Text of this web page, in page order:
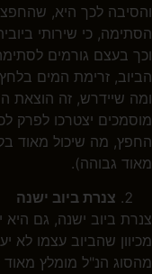
והסיבה לכך היא,
הסתימה, כי שירותי
וכך בעצם גורמים
הביוב, זרימת המים
ומה שיידרש, זה הוצאת
מוסמכים יצטרכו לפרק
החפץ, מה שיכול מאוד
מאוד גבוהה).
צנרת ביוב ישנה
צנרת ביוב ישנה, גם
מכיוון שהביוב עצמו לא
מהסוג הנ"ל מומלץ